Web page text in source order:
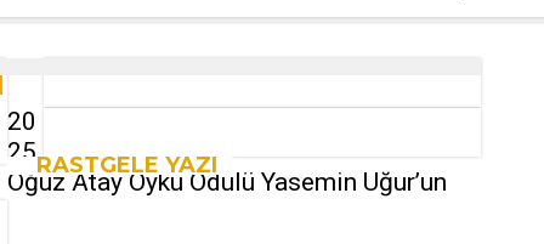
RASTGELE YAZI
20
25
Oğuz Atay Öykü Ödülü Yasemin Uğur’un